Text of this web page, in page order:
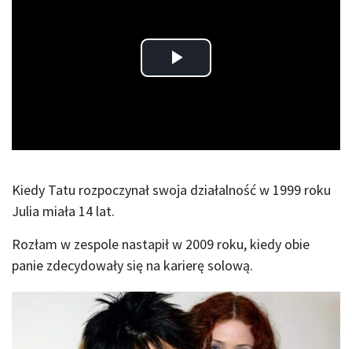
Play
Kiedy Tatu rozpoczynał swoja działalność w 1999 roku
Julia miała 14 lat.
Rozłam w zespole nastapił w 2009 roku, kiedy obie
panie zdecydowały się na karierę solową.